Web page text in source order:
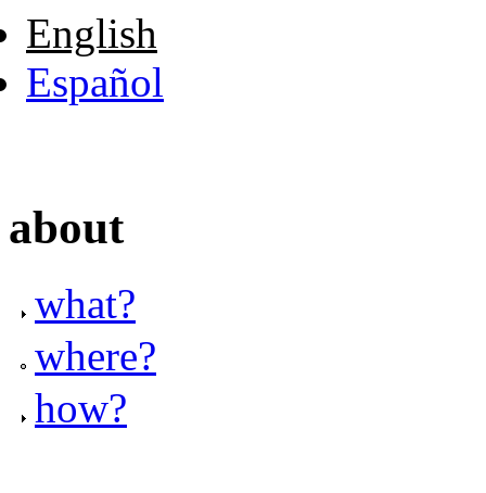
English
Español
about
what?
where?
how?